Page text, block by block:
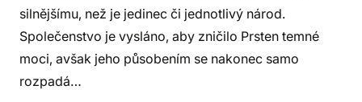
silnějšímu, než je jedinec či jednotlivý národ.
Společenstvo je vysláno, aby zničilo Prsten temné
moci, avšak jeho působením se nakonec samo
rozpadá…